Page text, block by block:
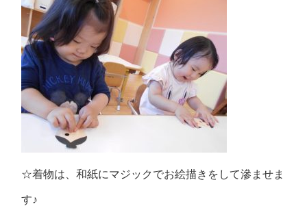
☆着物は、和紙にマジックでお絵描きをして滲ませま
す♪